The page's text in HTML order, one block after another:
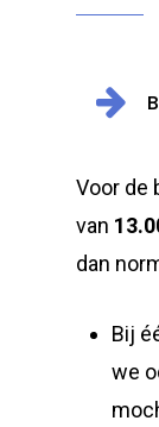
Voor de
van
dan
Bij
we